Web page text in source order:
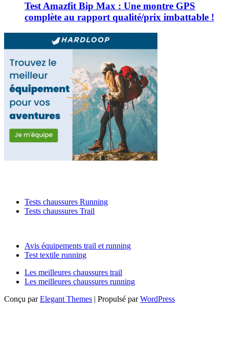
Test Amazfit Bip Max : Une montre GPS
complète au rapport qualité/prix imbattable !
Tests chaussures Running
Tests chaussures Trail
Avis équipements trail et running
Test textile running
Les meilleures chaussures trail
Les meilleures chaussures running
Conçu parElegant Themes | Propulsé parWordPress